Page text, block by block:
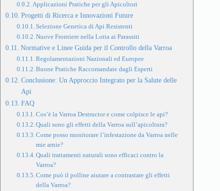
Applicazioni Pratiche per gli Apicoltori
Progetti di Ricerca e Innovazioni Future
Selezione Genetica di Api Resistenti
Nuove Frontiere nella Lotta ai Parassiti
Normative e Linee Guida per il Controllo della Varroa
Regolamentazioni Nazionali ed Europee
Buone Pratiche Raccomandate dagli Esperti
Conclusione: Un Approccio Integrato per la Salute delle
Api
FAQ
Cos’è la Varroa Destructor e come colpisce le api?
Quali sono gli effetti della Varroa sull’apicoltura?
Come posso monitorare l’infestazione da Varroa nelle
mie arnie?
Quali trattamenti naturali sono efficaci contro la
Varroa?
Come può il polline aiutare a contrastare gli effetti
della Varroa?